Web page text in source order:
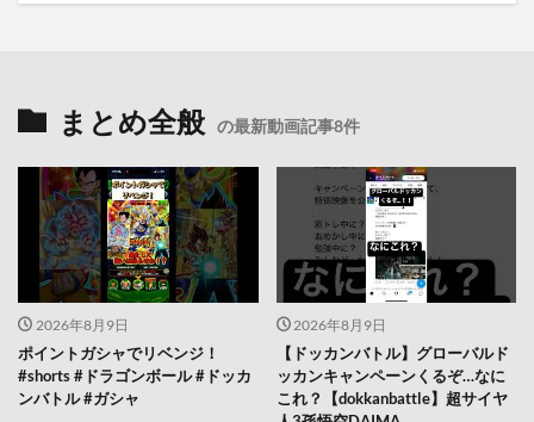
まとめ全般 の最新動画記事8件
2026年8月9日
ポイントガシャでリベンジ！
#shorts #ドラゴンボール #ドッカ
ンバトル #ガシャ
2026年8月9日
【ドッカンバトル】グローバルド
ッカンキャンペーンくるぞ…なに
これ？【dokkanbattle】超サイヤ